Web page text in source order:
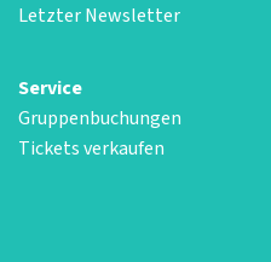
Letzter Newsletter
Service
Gruppenbuchungen
Tickets verkaufen